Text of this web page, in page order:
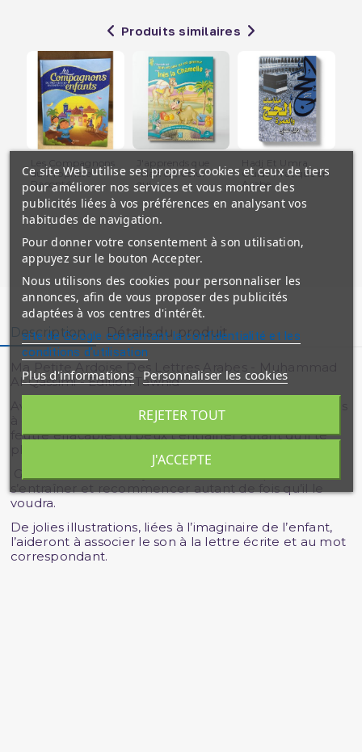
Produits similaires
du Prophète
Raconté...
Allah est Celui
qui...
Guide Pratique en
Arabe...
Description Détails du produit
Ma Petite Ardoise Des Lettres Arabes - Muhammad
Al-Qassimi - Edition Tawhid
à écrire les lettres arabes, puis les mots. Grâce au
feutre effaçable, tu peux t’entraîner autant qu’il te
s’entraîner et recommencer autant de fois qu’il le
voudra.
De jolies illustrations, liées à l’imaginaire de l’enfant,
l’aideront à associer le son à la lettre écrite et au mot
correspondant.
Ce site Web utilise ses propres cookies et ceux de tiers
pour améliorer nos services et vous montrer des
publicités liées à vos préférences en analysant vos
habitudes de navigation.
Pour donner votre consentement à son utilisation,
appuyez sur le bouton Accepter.
Nous utilisons des cookies pour personnaliser les
annonces, afin de vous proposer des publicités
adaptées à vos centres d'intérêt.
site de Google concernant la confidentialité et les
conditions d'utilisation
Plus d'informations Personnaliser les cookies
REJETER TOUT
J'ACCEPTE